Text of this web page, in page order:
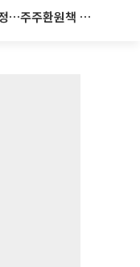
SK하이닉스, 분기배당 375원 확정…주주환원책 9월로 앞당겨 발표